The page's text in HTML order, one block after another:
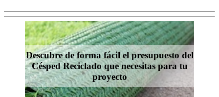
Descubre de forma fácil el presupuesto del
Césped Reciclado que necesitas para tu
proyecto